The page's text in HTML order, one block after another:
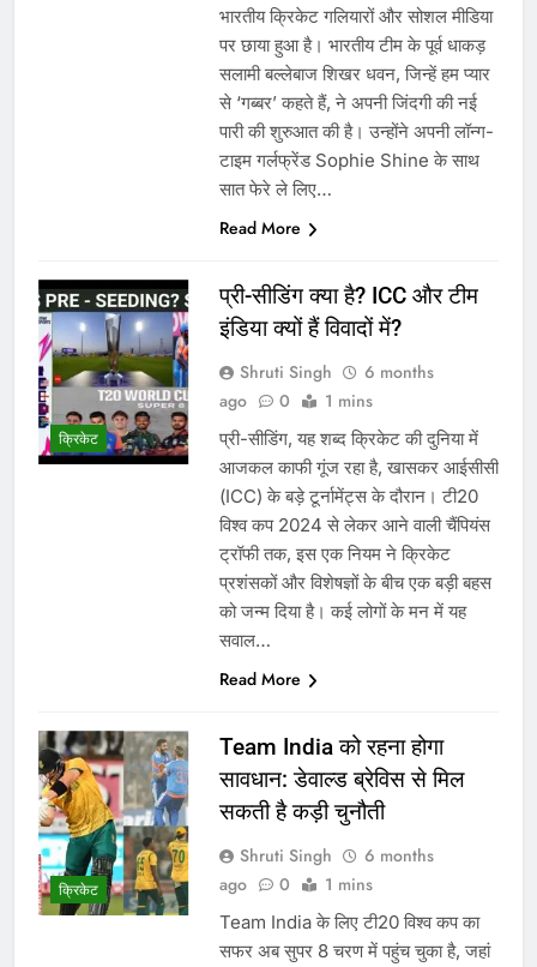
भारतीय क्रिकेट गलियारों और सोशल मीडिया
पर छाया हुआ है। भारतीय टीम के पूर्व धाकड़
सलामी बल्लेबाज शिखर धवन, जिन्हें हम प्यार
से ‘गब्बर’ कहते हैं, ने अपनी जिंदगी की नई
पारी की शुरुआत की है। उन्होंने अपनी लॉन्ग-
टाइम गर्लफ्रेंड Sophie Shine के साथ
सात फेरे ले लिए…
Read More
क्रिकेट
प्री-सीडिंग क्या है? ICC और टीम
इंडिया क्यों हैं विवादों में?
Shruti Singh
6 months
ago
0 1 mins
प्री-सीडिंग, यह शब्द क्रिकेट की दुनिया में
आजकल काफी गूंज रहा है, खासकर आईसीसी
(ICC) के बड़े टूर्नामेंट्स के दौरान। टी20
विश्व कप 2024 से लेकर आने वाली चैंपियंस
ट्रॉफी तक, इस एक नियम ने क्रिकेट
प्रशंसकों और विशेषज्ञों के बीच एक बड़ी बहस
को जन्म दिया है। कई लोगों के मन में यह
सवाल…
Read More
क्रिकेट
Team India को रहना होगा
सावधान: डेवाल्ड ब्रेविस से मिल
सकती है कड़ी चुनौती
Shruti Singh
6 months
ago
0 1 mins
Team India के लिए टी20 विश्व कप का
सफर अब सुपर 8 चरण में पहुंच चुका है, जहां